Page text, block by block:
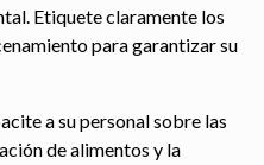
Etiquete claramente los
para garantizar su
a su personal sobre las
de alimentos y la